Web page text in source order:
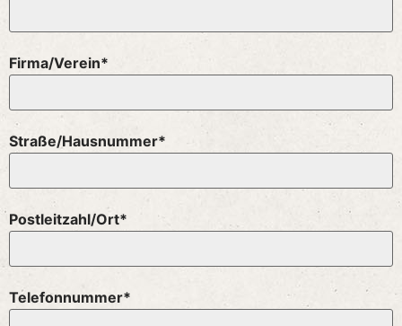
Firma/Verein*
Straße/Hausnummer*
Postleitzahl/Ort*
Telefonnummer*